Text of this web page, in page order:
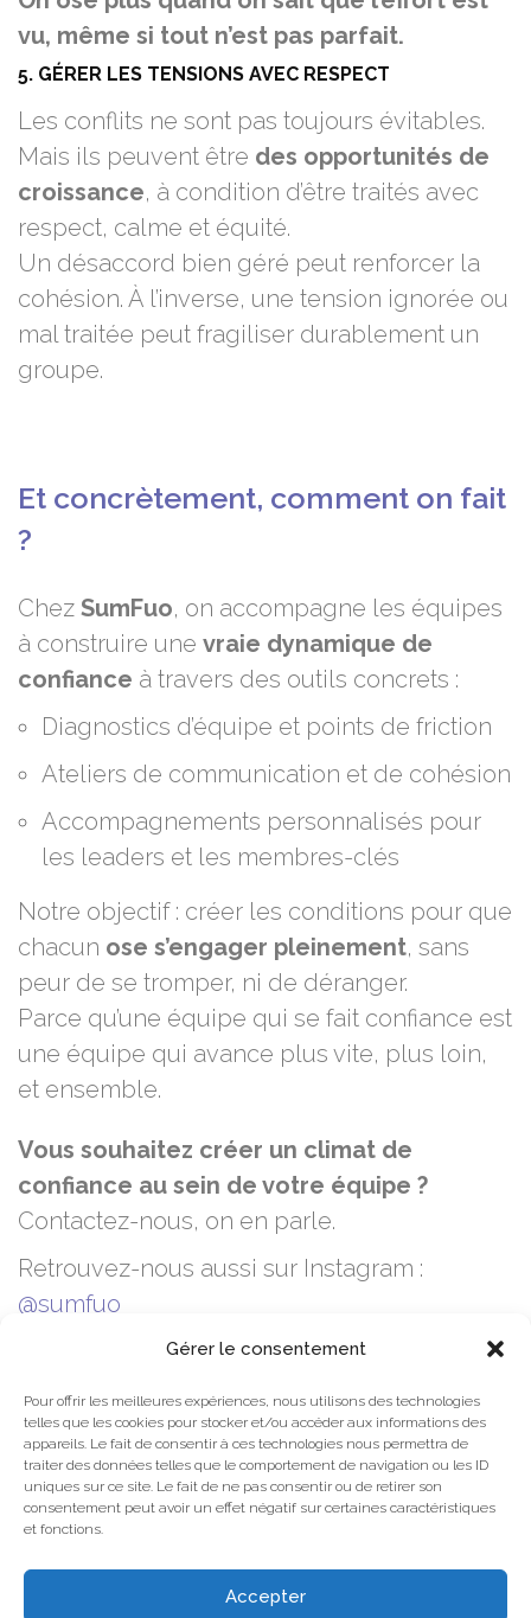
Gérer le consentement
Pour offrir les meilleures expériences, nous utilisons des technologies
telles que les cookies pour stocker et/ou accéder aux informations des
appareils. Le fait de consentir à ces technologies nous permettra de
traiter des données telles que le comportement de navigation ou les ID
uniques sur ce site. Le fait de ne pas consentir ou de retirer son
consentement peut avoir un effet négatif sur certaines caractéristiques
et fonctions.
Accepter
vu, même si tout n’est pas parfait.
5. GÉRER LES TENSIONS AVEC RESPECT
Les conflits ne sont pas toujours évitables.
Mais ils peuvent être des opportunités de
croissance, à condition d’être traités avec
respect, calme et équité.
Un désaccord bien géré peut renforcer la
cohésion. À l’inverse, une tension ignorée ou
mal traitée peut fragiliser durablement un
groupe.
Et concrètement, comment on fait
?
Chez SumFuo, on accompagne les équipes
à construire une vraie dynamique de
confiance à travers des outils concrets :
Diagnostics d’équipe et points de friction
Ateliers de communication et de cohésion
Accompagnements personnalisés pour
les leaders et les membres-clés
Notre objectif : créer les conditions pour que
chacun ose s’engager pleinement, sans
peur de se tromper, ni de déranger.
Parce qu’une équipe qui se fait confiance est
une équipe qui avance plus vite, plus loin,
et ensemble.
Vous souhaitez créer un climat de
confiance au sein de votre équipe ?
Contactez-nous, on en parle.
Retrouvez-nous aussi sur Instagram :
@sumfuo
Mentions légales
Plan du site